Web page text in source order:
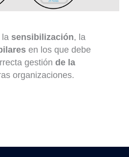
la sensibilización, la
en los que debe
gestión de la
organizaciones.